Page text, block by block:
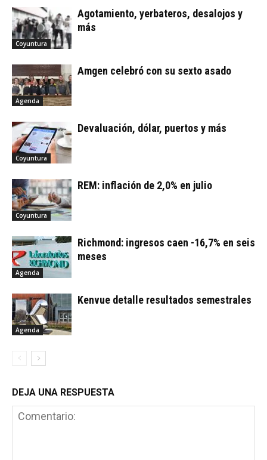
Coyuntura
Agotamiento, yerbateros, desalojos y
más
Agenda
Amgen celebró con su sexto asado
Coyuntura
Devaluación, dólar, puertos y más
Coyuntura
REM: inflación de 2,0% en julio
Agenda
Richmond: ingresos caen -16,7% en seis
meses
Agenda
Kenvue detalle resultados semestrales
DEJA UNA RESPUESTA